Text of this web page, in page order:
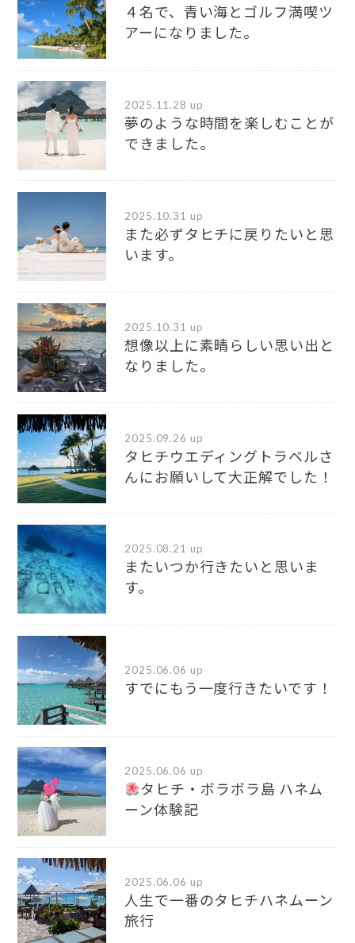
４名で、青い海とゴルフ満喫ツ
アーになりました。
2025.11.28 up
夢のような時間を楽しむことが
できました。
2025.10.31 up
また必ずタヒチに戻りたいと思
います。
2025.10.31 up
想像以上に素晴らしい思い出と
なりました。
2025.09.26 up
タヒチウエディングトラベルさ
んにお願いして大正解でした！
2025.08.21 up
またいつか行きたいと思いま
す。
2025.06.06 up
すでにもう一度行きたいです！
2025.06.06 up
タヒチ・ボラボラ島 ハネム
ーン体験記
2025.06.06 up
人生で一番のタヒチハネムーン
旅行